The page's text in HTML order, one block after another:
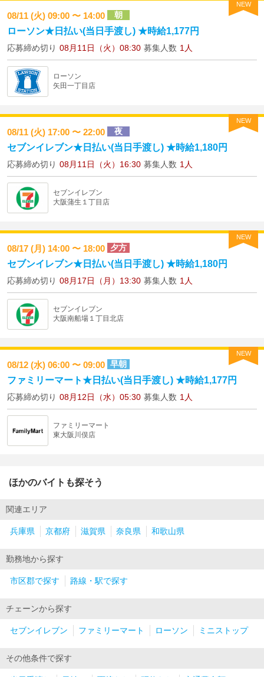
NEW
08/11 (火) 09:00 〜 14:00 朝
ローソン★日払い(当日手渡し) ★時給1,177円
応募締め切り 08月11日（火）08:30 募集人数 1人
ローソン
矢田一丁目店
NEW
08/11 (火) 17:00 〜 22:00 夜
セブンイレブン★日払い(当日手渡し) ★時給1,180円
応募締め切り 08月11日（火）16:30 募集人数 1人
セブンイレブン
大阪蒲生１丁目店
NEW
08/17 (月) 14:00 〜 18:00 夕方
セブンイレブン★日払い(当日手渡し) ★時給1,180円
応募締め切り 08月17日（月）13:30 募集人数 1人
セブンイレブン
大阪南船場１丁目北店
NEW
08/12 (水) 06:00 〜 09:00 早朝
ファミリーマート★日払い(当日手渡し) ★時給1,177円
応募締め切り 08月12日（水）05:30 募集人数 1人
ファミリーマート
東大阪川俣店
ほかのバイトも探そう
関連エリア
兵庫県 京都府 滋賀県 奈良県 和歌山県
勤務地から探す
市区郡で探す 路線・駅で探す
チェーンから探す
セブンイレブン ファミリーマート ローソン ミニストップ
その他条件で探す